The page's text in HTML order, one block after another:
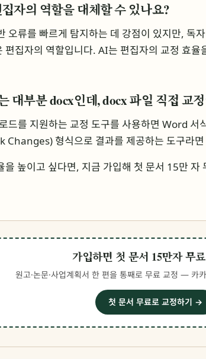
자의 역할을 대체할 수 있나요?
오류를 빠르게 탐지하는 데 강점이 있지만, 독
편집자의 역할입니다. AI는 편집자의 교정 효
대부분 docx인데, docx 파일 직접 교
드를 지원하는 교정 도구를 사용하면 Word 서
Changes) 형식으로 결과를 제공하는 도구라
을 높이고 싶다면, 지금 가입해 첫 문서 15만
가입하면 첫 문서 15만자 무
원고·논문·사업계획서 한 편을 통째로 무료 교정 — 카
첫 문서 무료로 교정하기 →